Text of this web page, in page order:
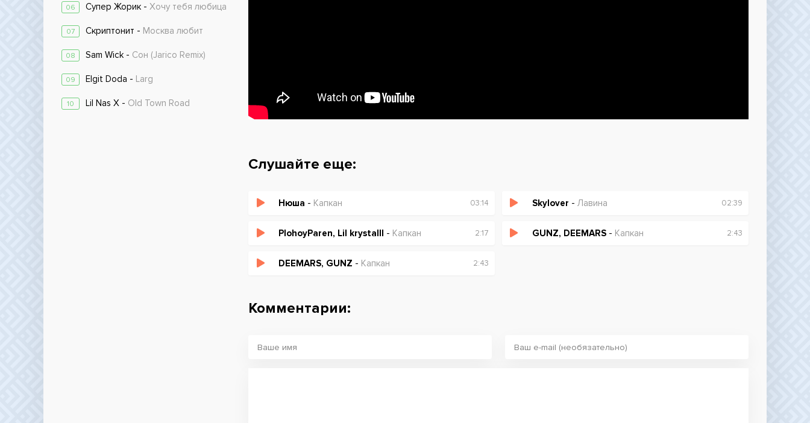
06 Супер Жорик - Хочу тебя любица
07 Скриптонит - Москва любит
08 Sam Wick - Сон (Jarico Remix)
09 Elgit Doda - Larg
10 Lil Nas X - Old Town Road
Слушайте еще:
Нюша - Капкан 03:14 Skylover - Лавина 02:39
PlohoyParen, Lil krystalll - Капкан 2:17 GUNZ, DEEMARS- Капкан 2:43
DEEMARS, GUNZ - Капкан 2:43
Комментарии: